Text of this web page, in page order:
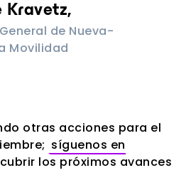
Kravetz,
de Nueva-
Movilidad
otras acciones para el
síguenos en
los próximos avances